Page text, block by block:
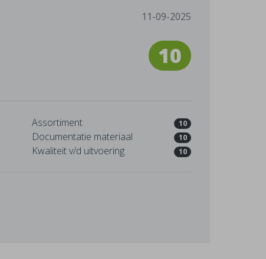
11-09-2025
10
Assortiment 10
Documentatie materiaal 10
Kwaliteit v/d uitvoering 10